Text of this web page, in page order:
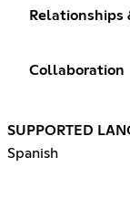
Collaboration
SUPPORTED
Spanish